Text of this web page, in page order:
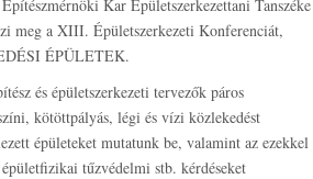
Kar Épületszerkezettani Tanszéke
meg a XIII. Épületszerkezeti Konferenciát,
ÉPÜLETEK.
és épületszerkezeti tervezők páros
kötöttpályás, légi és vízi közlekedést
épületeket mutatunk be, valamint az ezekkel
tűzvédelmi stb. kérdéseket